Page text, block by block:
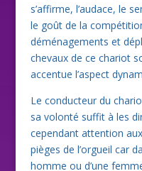
s’affirme, l’audace, le
le goût de la
déménagements et
chevaux de ce chariot
accentue l’aspect
Le conducteur du
sa volonté suffit à les
cependant attention
pièges de l’orgueil car
homme ou d’une